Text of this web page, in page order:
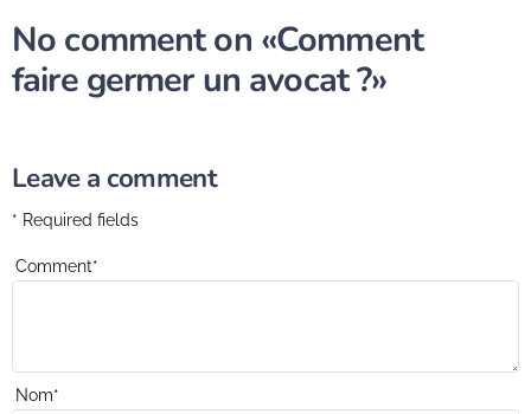
No comment on «Comment
faire germer un avocat ?»
Leave a comment
* Required fields
Comment*
Nom*